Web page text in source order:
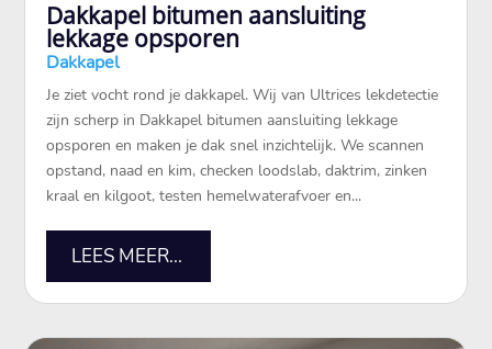
Dakkapel bitumen aansluiting
lekkage opsporen
Dakkapel
Je ziet vocht rond je dakkapel. Wij van Ultrices lekdetectie
zijn scherp in Dakkapel bitumen aansluiting lekkage
opsporen en maken je dak snel inzichtelijk. We scannen
opstand, naad en kim, checken loodslab, daktrim, zinken
kraal en kilgoot, testen hemelwaterafvoer en...
LEES MEER...